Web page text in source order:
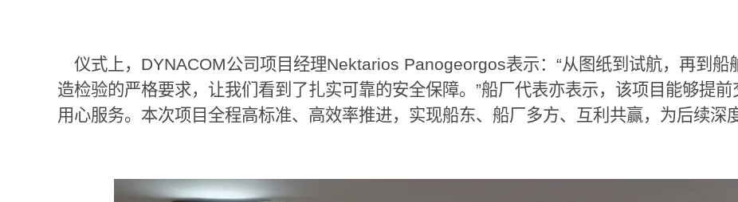
仪式上， DYNACOM公司项目经理Nektarios Panogeorgos表示：“从图纸到试航，再到船
造检验的严格要求，让我们看到了扎实可靠的安全保障。 ”船厂代表亦表示，该项目能够提
用心服务。本次项目全程高标准、高效率推进，实现船东、船厂多方、互利共赢，为后续深